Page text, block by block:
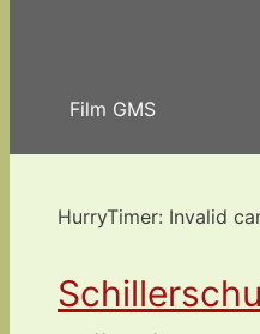
Film GMS
HurryTimer: Invalid